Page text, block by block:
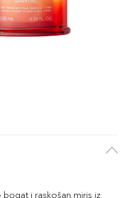
bogat i raskošan miris iz